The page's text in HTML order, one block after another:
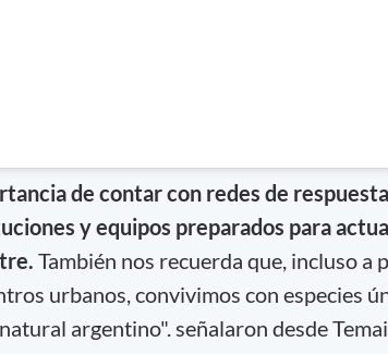
de contar con redes de
y equipos preparados para
También nos recuerda que, incluso a
urbanos, convivimos con especies
argentino". señalaron desde